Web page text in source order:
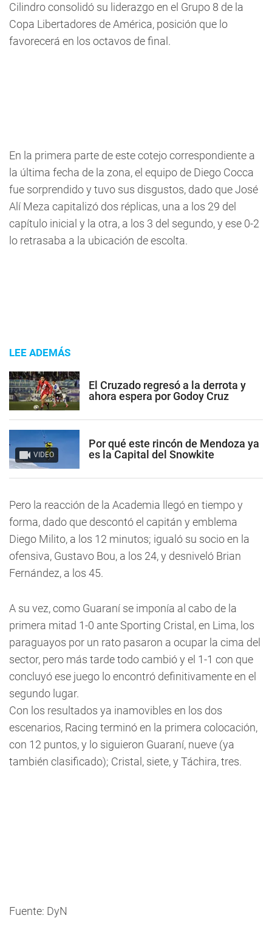
Cilindro consolidó su liderazgo en el Grupo 8 de la
Copa Libertadores de América, posición que lo
favorecerá en los octavos de final.
En la primera parte de este cotejo correspondiente a
la última fecha de la zona, el equipo de Diego Cocca
fue sorprendido y tuvo sus disgustos, dado que José
Alí Meza capitalizó dos réplicas, una a los 29 del
capítulo inicial y la otra, a los 3 del segundo, y ese 0-2
lo retrasaba a la ubicación de escolta.
LEE ADEMÁS
El Cruzado regresó a la derrota y
ahora espera por Godoy Cruz
VIDEO
Por qué este rincón de Mendoza ya
es la Capital del Snowkite
Pero la reacción de la Academia llegó en tiempo y
forma, dado que descontó el capitán y emblema
Diego Milito, a los 12 minutos; igualó su socio en la
ofensiva, Gustavo Bou, a los 24, y desniveló Brian
Fernández, a los 45.
A su vez, como Guaraní se imponía al cabo de la
primera mitad 1-0 ante Sporting Cristal, en Lima, los
paraguayos por un rato pasaron a ocupar la cima del
sector, pero más tarde todo cambió y el 1-1 con que
concluyó ese juego lo encontró definitivamente en el
segundo lugar.
Con los resultados ya inamovibles en los dos
escenarios, Racing terminó en la primera colocación,
con 12 puntos, y lo siguieron Guaraní, nueve (ya
también clasificado); Cristal, siete, y Táchira, tres.
Fuente: DyN